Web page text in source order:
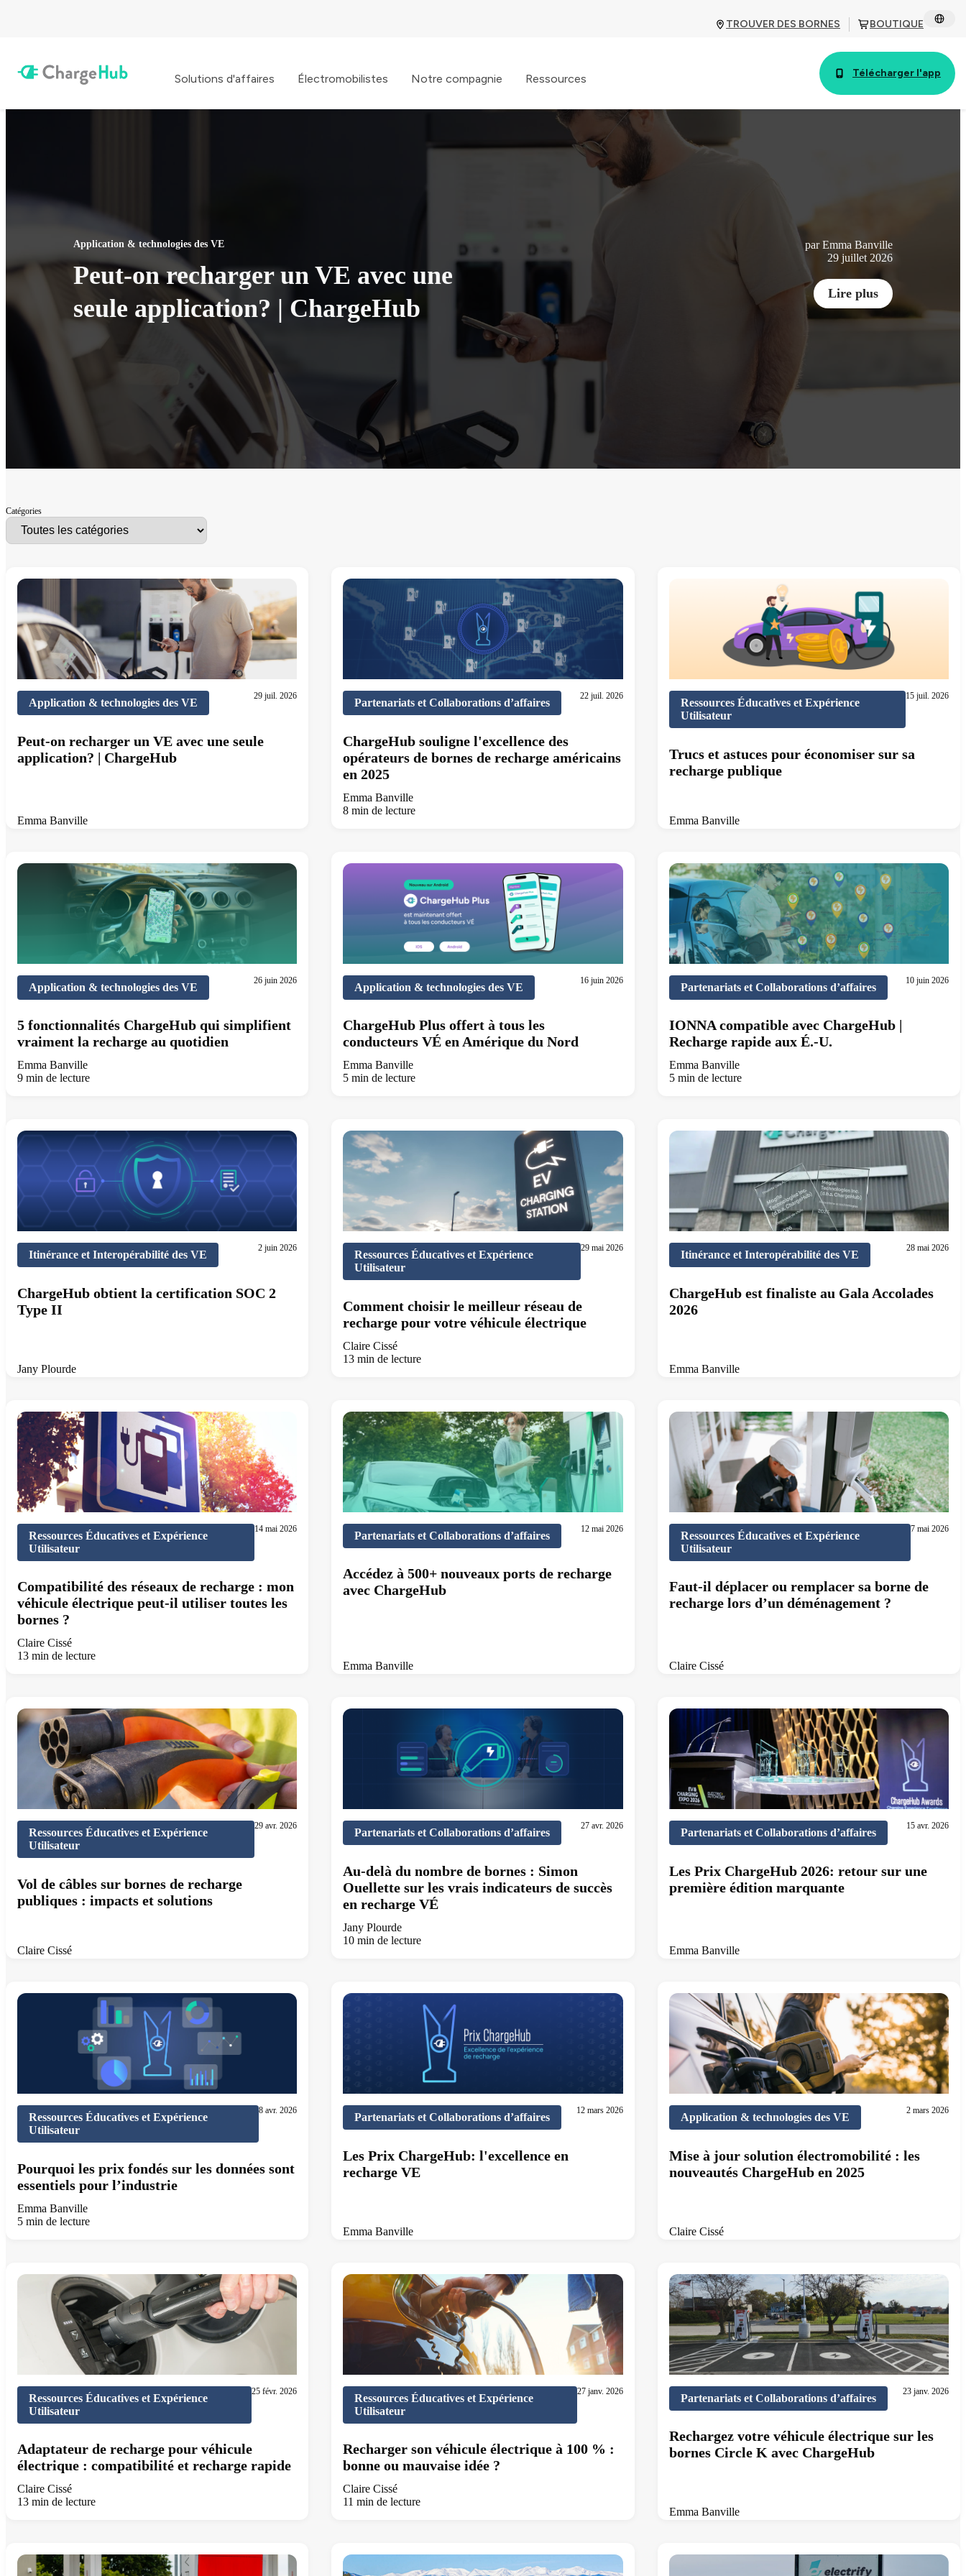
TROUVER DES BORNES BOUTIQUE
Solutions d'affaires Électromobilistes Notre compagnie Ressources Télécharger l'app
Application & technologies des VE
Peut-on recharger un VE avec une
seule application? | ChargeHub
par Emma Banville
29 juillet 2026
Lire plus
Catégories
Application & technologies des VE
29 juil. 2026
Peut-on recharger un VE avec une seule
application? | ChargeHub
Emma Banville
Partenariats et Collaborations d’affaires
22 juil. 2026
ChargeHub souligne l'excellence des
opérateurs de bornes de recharge américains
en 2025
Emma Banville
8 min de lecture
Ressources Éducatives et Expérience
Utilisateur
15 juil. 2026
Trucs et astuces pour économiser sur sa
recharge publique
Emma Banville
Application & technologies des VE
26 juin 2026
5 fonctionnalités ChargeHub qui simplifient
vraiment la recharge au quotidien
Emma Banville
9 min de lecture
Application & technologies des VE
16 juin 2026
ChargeHub Plus offert à tous les
conducteurs VÉ en Amérique du Nord
Emma Banville
5 min de lecture
Partenariats et Collaborations d’affaires
10 juin 2026
IONNA compatible avec ChargeHub |
Recharge rapide aux É.-U.
Emma Banville
5 min de lecture
Itinérance et Interopérabilité des VE
2 juin 2026
ChargeHub obtient la certification SOC 2
Type II
Jany Plourde
Ressources Éducatives et Expérience
Utilisateur
29 mai 2026
Comment choisir le meilleur réseau de
recharge pour votre véhicule électrique
Claire Cissé
13 min de lecture
Itinérance et Interopérabilité des VE
28 mai 2026
ChargeHub est finaliste au Gala Accolades
2026
Emma Banville
Ressources Éducatives et Expérience
Utilisateur
14 mai 2026
Compatibilité des réseaux de recharge : mon
véhicule électrique peut-il utiliser toutes les
bornes ?
Claire Cissé
13 min de lecture
Partenariats et Collaborations d’affaires
12 mai 2026
Accédez à 500+ nouveaux ports de recharge
avec ChargeHub
Emma Banville
Ressources Éducatives et Expérience
Utilisateur
7 mai 2026
Faut-il déplacer ou remplacer sa borne de
recharge lors d’un déménagement ?
Claire Cissé
Ressources Éducatives et Expérience
Utilisateur
29 avr. 2026
Vol de câbles sur bornes de recharge
publiques : impacts et solutions
Claire Cissé
Partenariats et Collaborations d’affaires
27 avr. 2026
Au-delà du nombre de bornes : Simon
Ouellette sur les vrais indicateurs de succès
en recharge VÉ
Jany Plourde
10 min de lecture
Partenariats et Collaborations d’affaires
15 avr. 2026
Les Prix ChargeHub 2026: retour sur une
première édition marquante
Emma Banville
Ressources Éducatives et Expérience
Utilisateur
8 avr. 2026
Pourquoi les prix fondés sur les données sont
essentiels pour l’industrie
Emma Banville
5 min de lecture
Partenariats et Collaborations d’affaires
12 mars 2026
Les Prix ChargeHub: l'excellence en
recharge VE
Emma Banville
Application & technologies des VE
2 mars 2026
Mise à jour solution électromobilité : les
nouveautés ChargeHub en 2025
Claire Cissé
Ressources Éducatives et Expérience
Utilisateur
25 févr. 2026
Adaptateur de recharge pour véhicule
électrique : compatibilité et recharge rapide
Claire Cissé
13 min de lecture
Ressources Éducatives et Expérience
Utilisateur
27 janv. 2026
Recharger son véhicule électrique à 100 % :
bonne ou mauvaise idée ?
Claire Cissé
11 min de lecture
Partenariats et Collaborations d’affaires
23 janv. 2026
Rechargez votre véhicule électrique sur les
bornes Circle K avec ChargeHub
Emma Banville